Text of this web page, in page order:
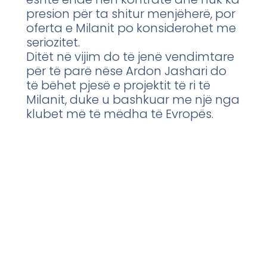
presion për ta shitur menjëherë, por
oferta e Milanit po konsiderohet me
seriozitet.
Ditët në vijim do të jenë vendimtare
për të parë nëse Ardon Jashari do
të bëhet pjesë e projektit të ri të
Milanit, duke u bashkuar me një nga
klubet më të mëdha të Evropës.